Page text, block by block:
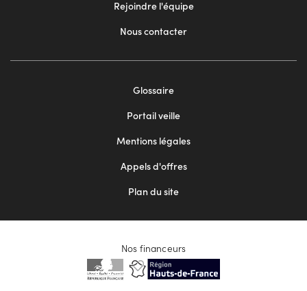
Rejoindre l'équipe
Nous contacter
Glossaire
Portail veille
Mentions légales
Appels d'offres
Plan du site
Nos financeurs